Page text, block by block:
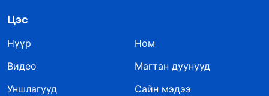
Цэс
Нүүр
Ном
Видео
Магтан дуунууд
Уншлагууд
Сайн мэдээ